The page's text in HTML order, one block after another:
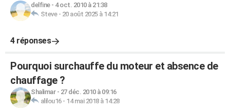
delfine- 4 oct. 2010 à 21:38
Steve- 20 août 2025 à 14:21
4 réponses
Pourquoi surchauffe du moteur et absence de
chauffage ?
Shalimar- 27 déc. 2010 à 09:16
alilou16- 14 mai 2018 à 14:28